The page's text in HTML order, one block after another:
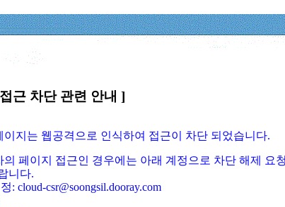
근 차단 관련 안내 ]
이지는 웹공격으로 인식하여 접근이 차단 되었습니다.
의 페이지 접근인 경우에는 아래 계정으로 차단 해제 요
니다.
: cloud-csr@soongsil.dooray.com